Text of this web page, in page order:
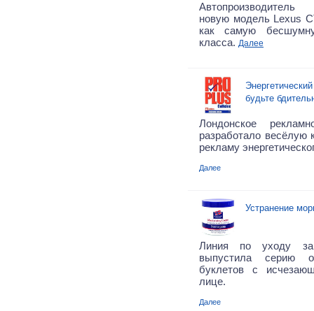
новую модель Lexus
как самую
класса. Далее
будьте
Лондонское
разработало весёлую
рекламу
Далее
Устранение
Линия по уходу за
выпустила серию
буклетов с
лице.
Далее